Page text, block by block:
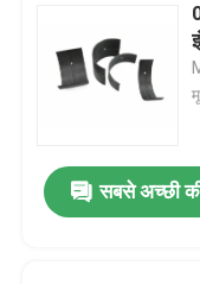
वीडियो
हमारे बारे में
सबसे अच्छी